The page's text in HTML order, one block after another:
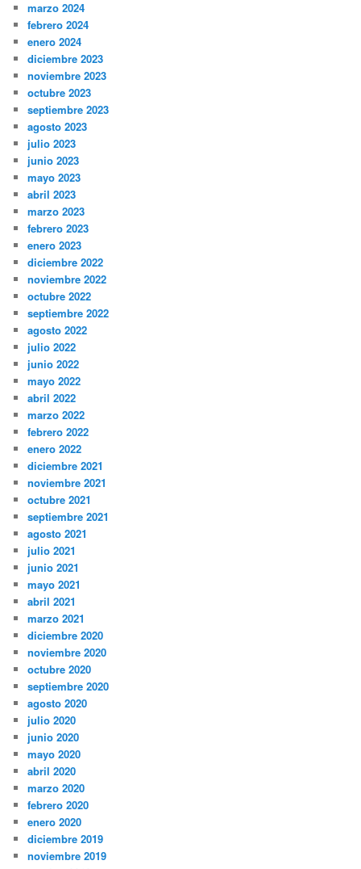
marzo 2024
febrero 2024
enero 2024
diciembre 2023
noviembre 2023
octubre 2023
septiembre 2023
agosto 2023
julio 2023
junio 2023
mayo 2023
abril 2023
marzo 2023
febrero 2023
enero 2023
diciembre 2022
noviembre 2022
octubre 2022
septiembre 2022
agosto 2022
julio 2022
junio 2022
mayo 2022
abril 2022
marzo 2022
febrero 2022
enero 2022
diciembre 2021
noviembre 2021
octubre 2021
septiembre 2021
agosto 2021
julio 2021
junio 2021
mayo 2021
abril 2021
marzo 2021
diciembre 2020
noviembre 2020
octubre 2020
septiembre 2020
agosto 2020
julio 2020
junio 2020
mayo 2020
abril 2020
marzo 2020
febrero 2020
enero 2020
diciembre 2019
noviembre 2019